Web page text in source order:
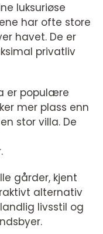
luksuriøse
har ofte store
havet. De er
privatliv
er populære
mer plass enn
stor villa. De
gårder, kjent
alternativ
livsstil og